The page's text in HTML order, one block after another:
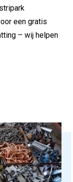
een gratis
– wij helpen